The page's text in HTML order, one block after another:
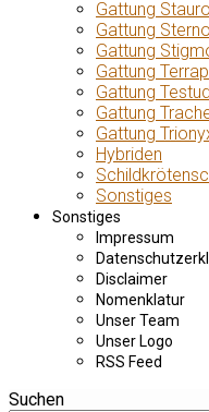
Gattung
Gattung
Gattung
Gattung
Gattung
Gattung
Gattung
Hybriden
Sonstiges
Sonstiges
Impressum
Disclaimer
Nomenklatur
Unser Team
Unser Logo
RSS Feed
Suchen